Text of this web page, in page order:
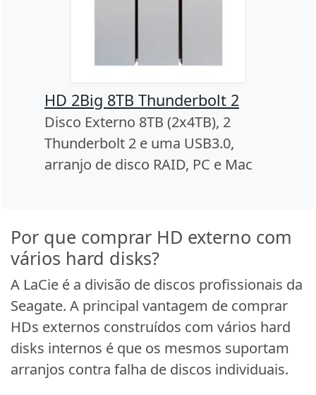
HD 2Big 8TB Thunderbolt 2
Disco Externo 8TB (2x4TB), 2
Thunderbolt 2 e uma USB3.0,
arranjo de disco RAID, PC e Mac
Por que comprar HD externo com
vários hard disks?
A LaCie é a divisão de discos profissionais da
Seagate. A principal vantagem de comprar
HDs externos construídos com vários hard
disks internos é que os mesmos suportam
arranjos contra falha de discos individuais.